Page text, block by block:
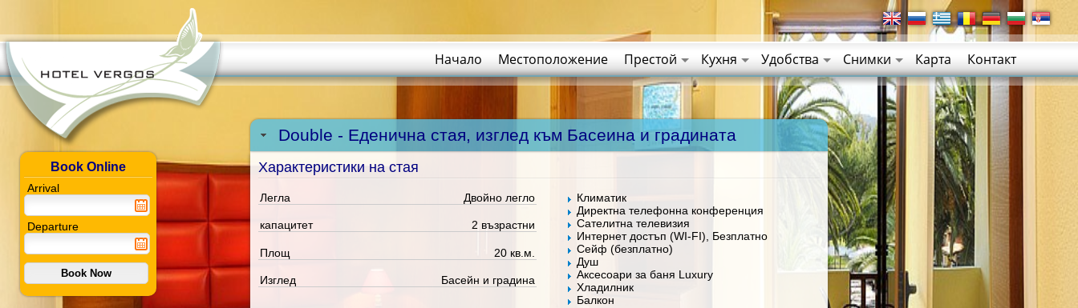
Начало Местоположение Престой Кухня Удобства Снимки Карта Контакт
Book Online
Arrival
Departure
Double - Еденична стая, изглед към Басеина и градината
Характеристики на стая
Легла Двойно легло
капацитет 2 възрастни
Площ 20 кв.м.
Изглед Басейн и градина
Климатик
Директна телефонна конференция
Сателитна телевизия
Интернет достъп (WI-FI), Безплатно
Сейф (безплатно)
Душ
Аксесоари за баня Luxury
Хладилник
Балкон